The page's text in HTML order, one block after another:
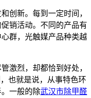
新。每到一定时间，
销活动。不同的产品有
心群，光触媒产品种类越
烈，却都恰到好处，
也就是说，从事特色环
一般的除武汉市除甲醛